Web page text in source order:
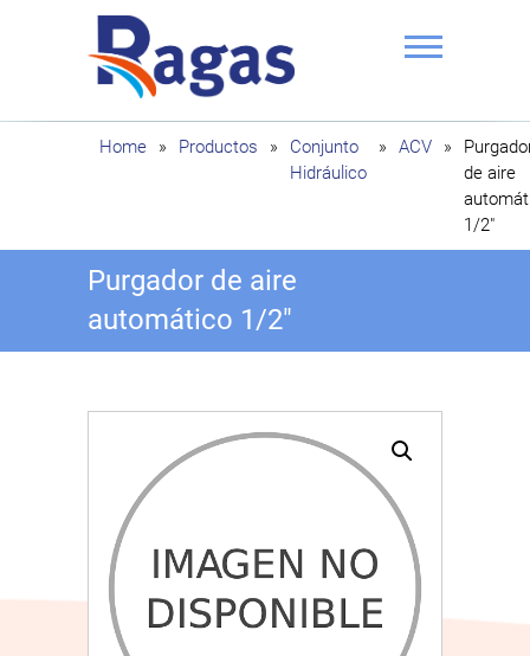
Ragas
Home » Productos »
Conjunto
Hidráulico
» ACV »
de aire
1/2″
Purgador de aire
automático 1/2″